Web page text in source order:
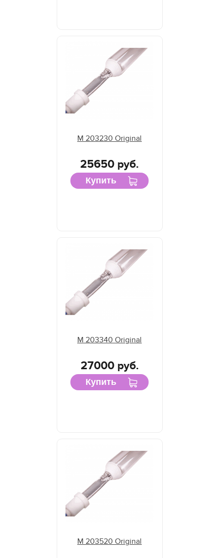
M 203230 Original
25650 руб.
Купить
M 203340 Original
27000 руб.
Купить
M 203520 Original